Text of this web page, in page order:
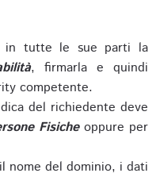
in tutte le sue parti la
, firmarla e quindi
competente.
del richiedente deve
Fisicheoppure per
nome del dominio, i dati